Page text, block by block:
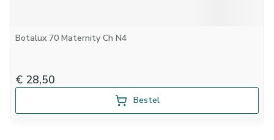
Botalux 70 Maternity Ch N4
€ 28,50
Bestel